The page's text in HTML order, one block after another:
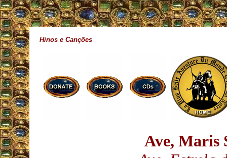
Hinos e Canções
Ave, Maris